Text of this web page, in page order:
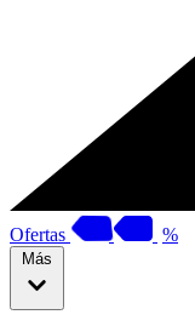
Ofertas %
Más